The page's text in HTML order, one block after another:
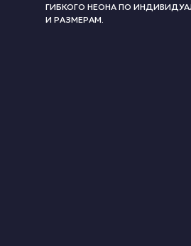
ГИБКОГО НЕОНА ПО
И РАЗМЕРАМ.